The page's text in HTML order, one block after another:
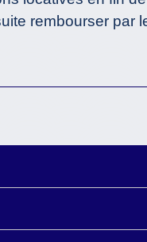
rembourser par